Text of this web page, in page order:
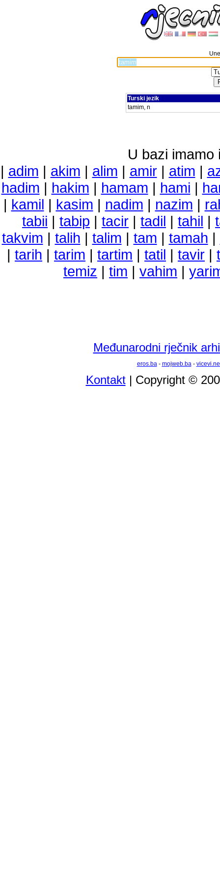
Turski jezik
tamim, n
U bazi imamo
| adim | akim | alim | amir| atim |
hadim | hakim | hamam | hami |
| kamil | kasim | nadim | nazim |
tabii | tabip | tacir | tadil | tahil |
takvim | talih | talim | tam | tamah |
| tarih | tarim | tartim | tatil | tavir |
temiz | tim | vahim |
Međunarodni rječnik
eros.ba- mojweb.ba-
Kontakt| Copyright ©